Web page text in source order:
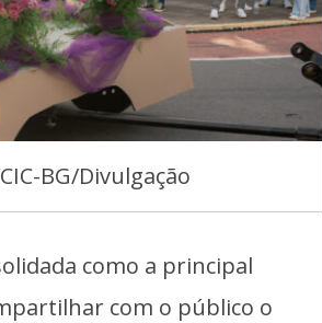
BG/Divulgação
como a principal
com o público o